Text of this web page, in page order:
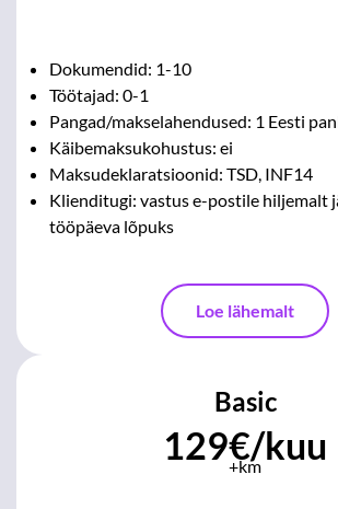
Dokumendid: 1-10
Töötajad: 0-1
Pangad/makselahendused: 1 Eesti
Käibemaksukohustus: ei
Maksudeklaratsioonid: TSD, INF14
Klienditugi: vastus e-postile hiljemalt
tööpäeva lõpuks
Loe lähemalt
Basic
129€/kuu
+km